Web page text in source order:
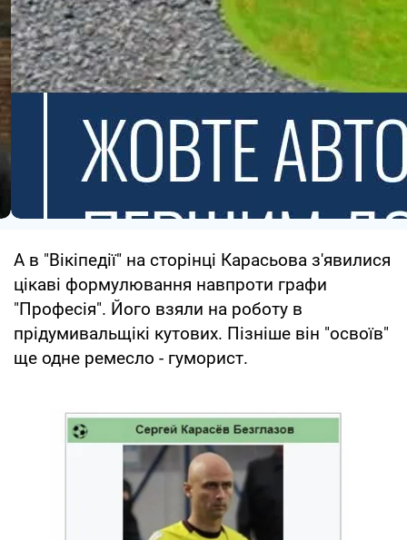
А в "Вікіпедії" на сторінці Карасьова з'явилися
цікаві формулювання навпроти графи
"Професія". Його взяли на роботу в
прідумивальщікі кутових. Пізніше він "освоїв"
ще одне ремесло - гуморист.